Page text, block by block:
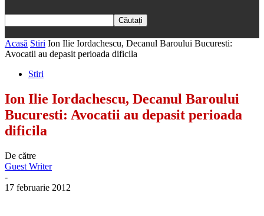
Acasă Stiri Ion Ilie Iordachescu, Decanul Baroului Bucuresti:
Avocatii au depasit perioada dificila
Stiri
Ion Ilie Iordachescu, Decanul Baroului
Bucuresti: Avocatii au depasit perioada
dificila
De către
Guest Writer
-
17 februarie 2012